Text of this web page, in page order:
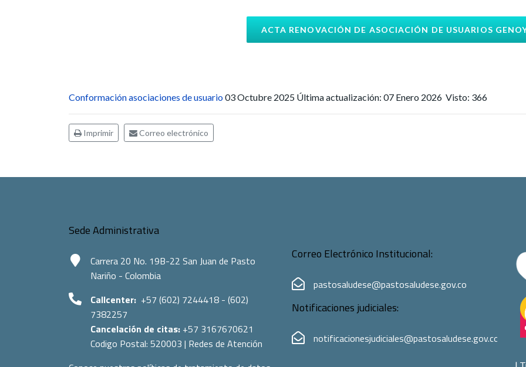
ACTA RENOVACIÓN DE ASOCIACIÓN DE USUARIOS
Conformación asociaciones de usuario03 Octubre 2025 Última actualización: 07 Enero 2026 Visto: 366
Imprimir Correo electrónico
Sede Administrativa
Carrera 20 No. 19B-22 San Juan de Pasto
Nariño - Colombia
Callcenter: +57 (602) 7244418 - (602)
7382257
Cancelación de citas: +57 3167670621
Codigo Postal: 520003 | Redes de Atención
Correo Electrónico Institucional:
pastosaludese@pastosaludese.gov.co
Notificaciones judiciales:
notificacionesjudiciales@pastosaludese.gov.co
|